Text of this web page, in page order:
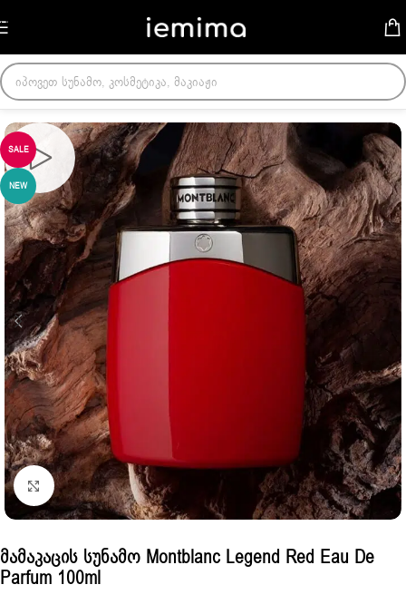
Skip to navigation
მთავარი/მამაკაცის სუნამოები
SALE
NEW
Click to enlarge
Მამაკაცის Სუნამო Montblanc Legend Red Eau De
Parfum 100ml